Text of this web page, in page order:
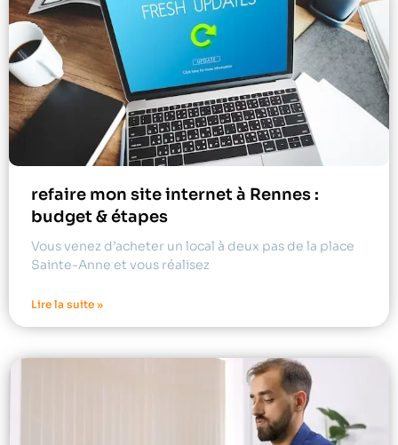
refaire mon site internet à Rennes :
budget & étapes
Vous venez d’acheter un local à deux pas de la place
Sainte-Anne et vous réalisez
Lire la suite »